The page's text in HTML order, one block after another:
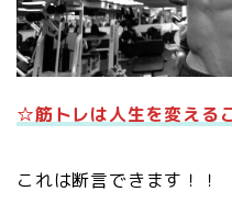
☆筋トレは人生を変える
これは断言できます！！